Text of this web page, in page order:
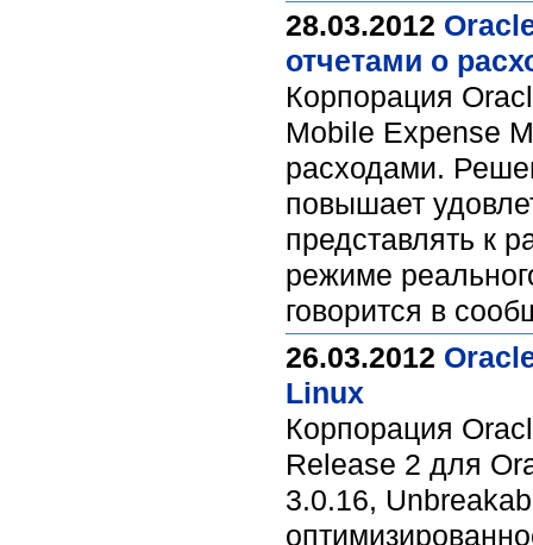
28.03.2012
отчетами о
Корпорация
Mobile Expense
расходами.
повышает
представлять к
режиме
говорится в
26.03.2012
Linux
Корпорация
Release 2 для
3.0.16,